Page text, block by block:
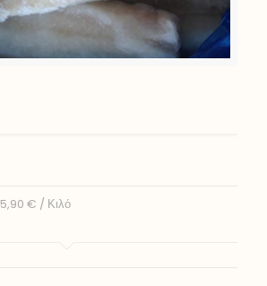
5,90 € / Κιλό